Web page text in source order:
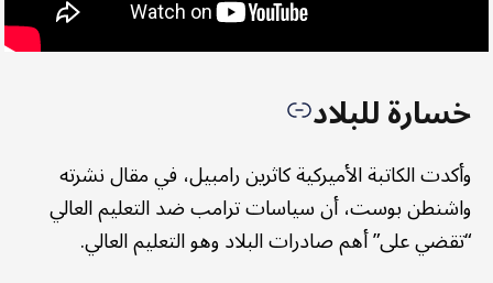
خسارة للبلاد
وأكدت الكاتبة الأميركية كاثرين رامبيل، في مقال نشرته
واشنطن بوست، أن سياسات ترامب ضد التعليم العالي
“تقضي على” أهم صادرات البلاد وهو التعليم العالي.